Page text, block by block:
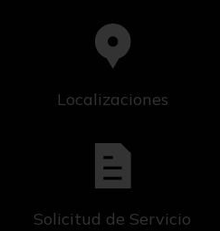
Localizaciones
Solicitud de Servicio